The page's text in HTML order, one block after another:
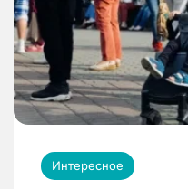
Интересное